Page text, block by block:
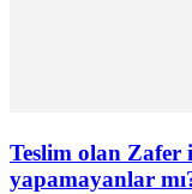
Teslim olan Zafer
yapamayanlar